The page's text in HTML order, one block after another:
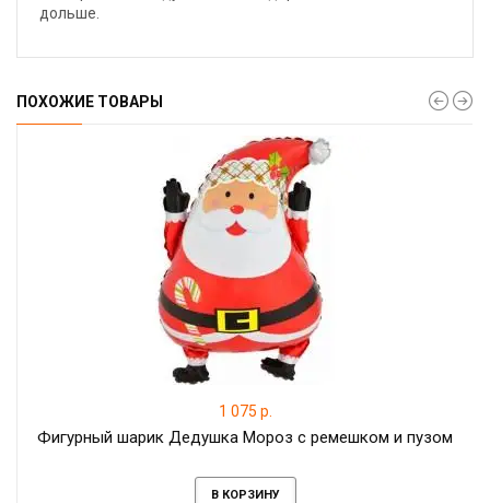
дольше.
ПОХОЖИЕ ТОВАРЫ
1 075 р.
Фигурный шарик Дедушка Мороз с ремешком и пузом
В КОРЗИНУ